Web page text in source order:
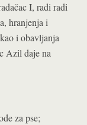
I, radi radi
hranjenja i
i obavljanja
Azil daje na
za pse;